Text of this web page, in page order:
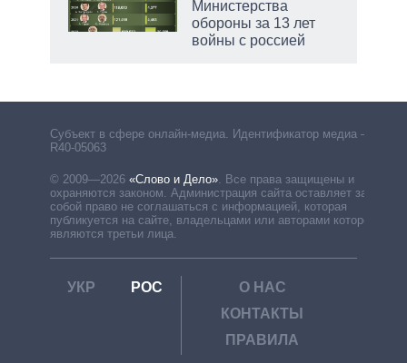
Министерства
обороны за 13 лет
войны с россией
Субъект в сфере онлайн-медиа. Идентификатор медиа –
R40-05063
© 2009—2026 «Слово и Дело» Все права защищены и
охраняются законом. Администрация сайта оставляет за
собой право не соглашаться с информацией, которая
публикуется на сайте, владельцами или авторами которой
являются третьи лица.
УКР РОС
О НАС
КОНТАКТЫ
ПРАВИЛА